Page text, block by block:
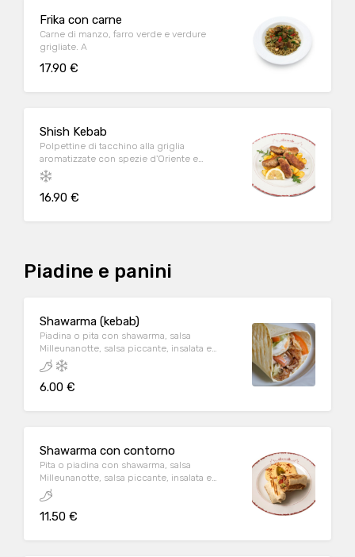
Frika con carne
Carne di manzo, farro verde e verdure
grigliate. A
17.90 €
Shish Kebab
Polpettine di tacchino alla griglia
aromatizzate con spezie d'Oriente e
accompagnate da fresco Tabbulè, patate
con salsa harissa e salsa di melograno. A
16.90 €
Piadine e panini
Shawarma (kebab)
Piadina o pita con shawarma, salsa
Milleunanotte, salsa piccante, insalata e
pomodoro. A/C/D/E/G/H
6.00 €
Shawarma con contorno
Pita o piadina con shawarma, salsa
Milleunanotte, salsa piccante, insalata e
pomodoro, servita con patate con harissa
oppure con hommos oppure con tabbulè.
A/C/D/E/G/H
11.50 €